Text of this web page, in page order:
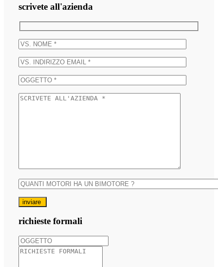
scrivete all'azienda
inviare
richieste formali